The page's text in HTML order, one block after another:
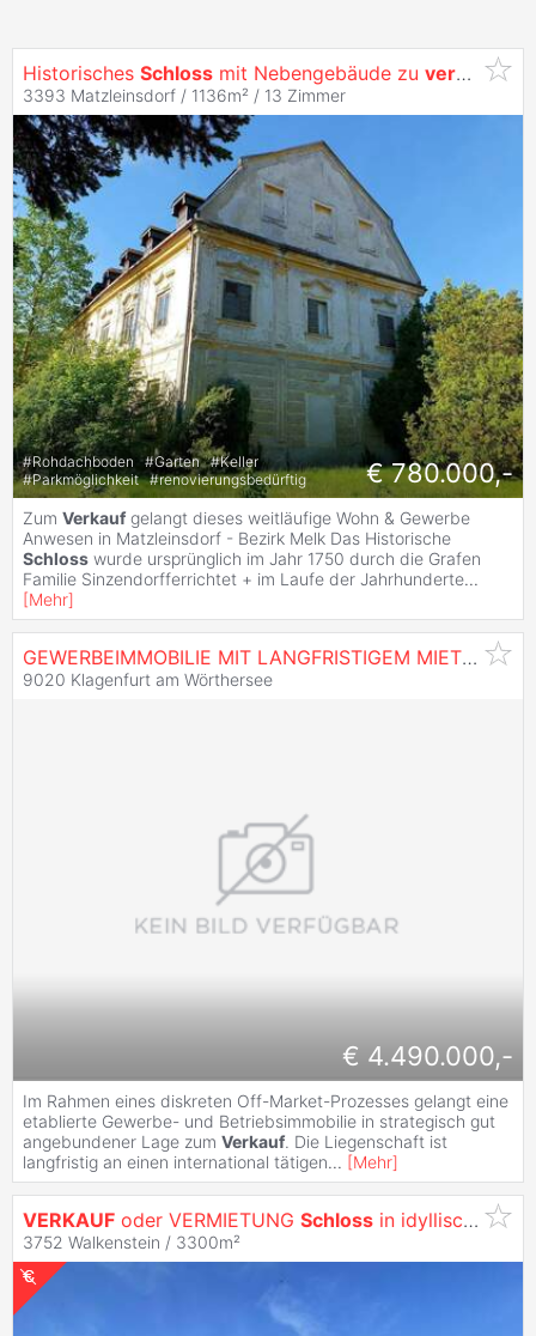
Historisches Schloss mit Nebengebäude zu verkaufen
3393 Matzleinsdorf / 1136m² / 13 Zimmer
#Rohdachboden #Garten #Keller
#Parkmöglichkeit #renovierungsbedürftig € 780.000,-
Zum Verkauf gelangt dieses weitläufige Wohn & Gewerbe
Anwesen in Matzleinsdorf - Bezirk Melk Das Historische
Schloss wurde ursprünglich im Jahr 1750 durch die Grafen
Familie Sinzendorfferrichtet + im Laufe der Jahrhunderte...
[Mehr]
GEWERBEIMMOBILIE MIT LANGFRISTIGEM MIETER IN
9020 Klagenfurt am Wörthersee
€ 4.490.000,-
Im Rahmen eines diskreten Off-Market-Prozesses gelangt eine
etablierte Gewerbe- und Betriebsimmobilie in strategisch gut
angebundener Lage zum Verkauf. Die Liegenschaft ist
langfristig an einen international tätigen... [Mehr]
VERKAUF oder VERMIETUNG Schloss in idyllischer Lage
3752 Walkenstein / 3300m²